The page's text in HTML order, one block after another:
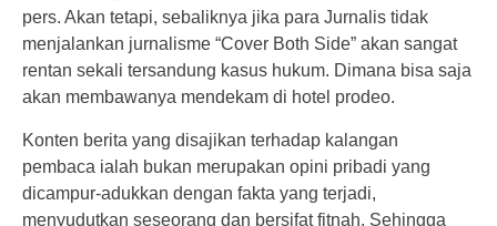
pers. Akan tetapi, sebaliknya jika para Jurnalis tidak
menjalankan jurnalisme “Cover Both Side” akan sangat
rentan sekali tersandung kasus hukum. Dimana bisa saja
akan membawanya mendekam di hotel prodeo.
Konten berita yang disajikan terhadap kalangan
pembaca ialah bukan merupakan opini pribadi yang
dicampur-adukkan dengan fakta yang terjadi,
menyudutkan seseorang dan bersifat fitnah. Sehingga